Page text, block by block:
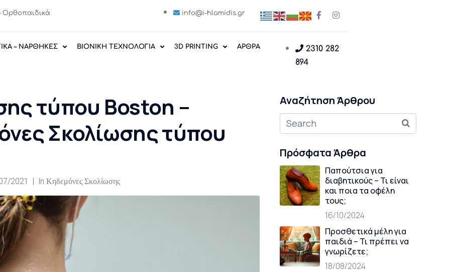
Ορθοπαιδικά info@i-hlamidis.gr
– ΝΑΡΘΗΚΕΣ ΒΙΟΝΙΚΗ ΤΕΧΝΟΛΟΓΙΑ 3D PRINTING ΑΡΘΡΑ
2310 282
894
τύπου Boston –
Σκολίωσης τύπου
2021 In Κηδεμόνες Σκολίωσης
Αναζήτηση Άρθρου
Πρόσφατα Άρθρα
Παπούτσια για
διαβητικούς – Τι είναι
και ποια τα οφέλη
τους;
16/10/2024
Προσθετικά μέλη για
παιδιά – Τι πρέπει να
γνωρίζετε;
18/08/2024